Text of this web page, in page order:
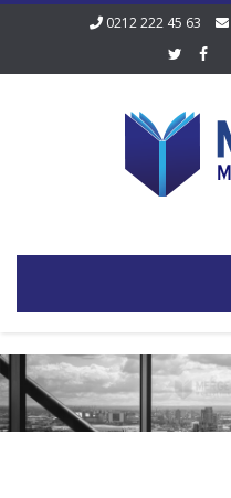
0212 222 45 63